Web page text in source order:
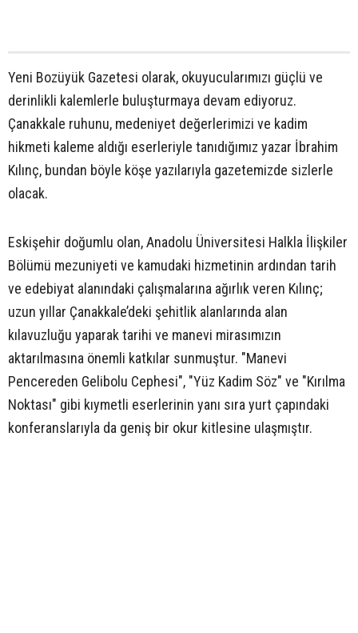
Yeni Bozüyük Gazetesi olarak, okuyucularımızı güçlü ve
derinlikli kalemlerle buluşturmaya devam ediyoruz.
Çanakkale ruhunu, medeniyet değerlerimizi ve kadim
hikmeti kaleme aldığı eserleriyle tanıdığımız yazar İbrahim
Kılınç, bundan böyle köşe yazılarıyla gazetemizde sizlerle
olacak.
Eskişehir doğumlu olan, Anadolu Üniversitesi Halkla İlişkiler
Bölümü mezuniyeti ve kamudaki hizmetinin ardından tarih
ve edebiyat alanındaki çalışmalarına ağırlık veren Kılınç;
uzun yıllar Çanakkale’deki şehitlik alanlarında alan
kılavuzluğu yaparak tarihi ve manevi mirasımızın
aktarılmasına önemli katkılar sunmuştur. "Manevi
Pencereden Gelibolu Cephesi", "Yüz Kadim Söz" ve "Kırılma
Noktası" gibi kıymetli eserlerinin yanı sıra yurt çapındaki
konferanslarıyla da geniş bir okur kitlesine ulaşmıştır.